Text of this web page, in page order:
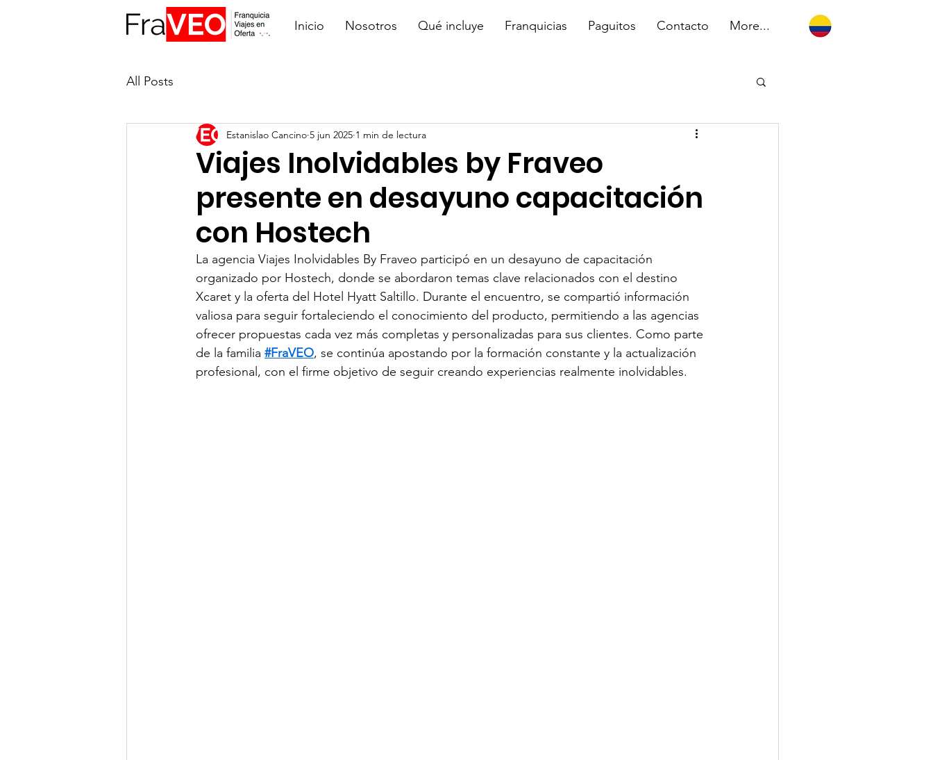
Inicio Nosotros Qué incluye Franquicias Paguitos Contacto More...
All Posts
Viajes Inolvidables by Fraveo
presente en desayuno capacitación
con Hostech
Estanislao Cancino 5 jun 2025 1 min de lectura
La agencia Viajes Inolvidables By Fraveo participó en un desayuno de capacitación
organizado por Hostech, donde se abordaron temas clave relacionados con el destino
Xcaret y la oferta del Hotel Hyatt Saltillo. Durante el encuentro, se compartió información
valiosa para seguir fortaleciendo el conocimiento del producto, permitiendo a las agencias
ofrecer propuestas cada vez más completas y personalizadas para sus clientes. Como parte
de la familia #FraVEO, se continúa apostando por la formación constante y la actualización
profesional, con el firme objetivo de seguir creando experiencias realmente inolvidables.